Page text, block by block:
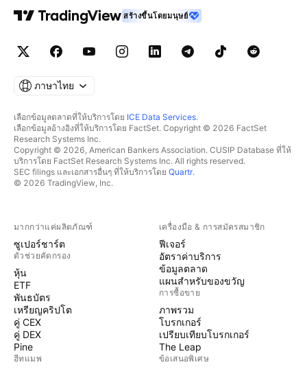
สร้างขึ้นโดยมนุษย์
ภาษาไทย
เลือกข้อมูลตลาดที่ให้บริการโดย ICE Data Services.
เลือกข้อมูลอ้างอิงที่ให้บริการโดย FactSet. Copyright © 2026 FactSet
Research Systems Inc.
Copyright © 2026, American Bankers Association. CUSIP Database ที่ให้
บริการโดย FactSet Research Systems Inc. All rights reserved.
SEC filings และเอกสารอื่นๆ ที่ให้บริการโดย Quartr.
© 2026 TradingView, Inc.
มากกว่าแค่ผลิตภัณฑ์
ซูเปอร์ชาร์ต
ตัวช่วยคัดกรอง
หุ้น
ETF
พันธบัตร
เหรียญคริปโต
คู่ CEX
คู่ DEX
Pine
ฮีทแมพ
เครื่องมือ & การสมัครสมาชิก
ฟีเจอร์
อัตราค่าบริการ
ข้อมูลตลาด
แผนสำหรับของขวัญ
การซื้อขาย
ภาพรวม
โบรกเกอร์
เปรียบเทียบโบรกเกอร์
The Leap
ข้อเสนอพิเศษ